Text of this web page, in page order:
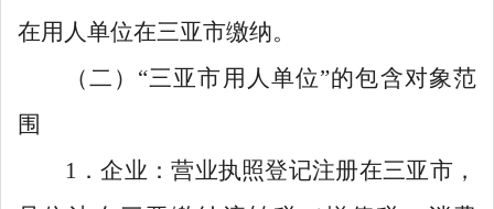
在用人单位在三亚市缴纳。
（二） “三亚市用人单位”的包含对象范
围
1 ．企业：营业执照登记注册在三亚市，